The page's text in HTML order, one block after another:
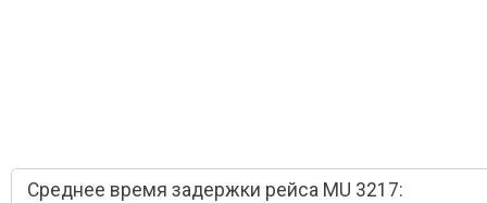
Среднее время задержки рейса MU 3217: